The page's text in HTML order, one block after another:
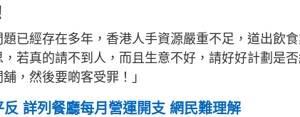
已經存在多年，香港人手資源嚴重不足，道出飲
若真的請不到人，而且生意不好，請好好計劃是
，然後要啲客受罪！」
詳列餐廳每月營運開支 網民難理解